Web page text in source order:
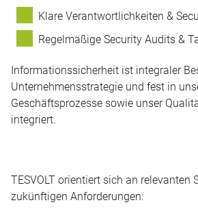
Klare Verantwortlichkeiten &
Regelmäßige Security Audits &
Informationssicherheit ist integraler
Unternehmensstrategie und fest in
Geschäftsprozesse sowie unser
integriert.
TESVOLT orientiert sich an relevanten
zukünftigen Anforderungen: